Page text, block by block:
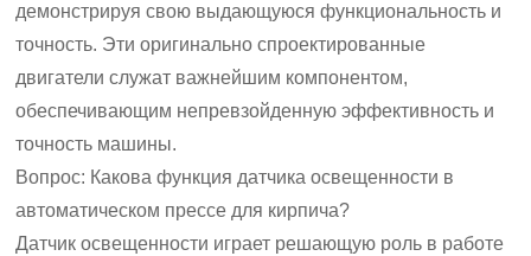
демонстрируя свою выдающуюся функциональность и
точность. Эти оригинально спроектированные
двигатели служат важнейшим компонентом,
обеспечивающим непревзойденную эффективность и
точность машины.
Вопрос: Какова функция датчика освещенности в
автоматическом прессе для кирпича?
Датчик освещенности играет решающую роль в работе